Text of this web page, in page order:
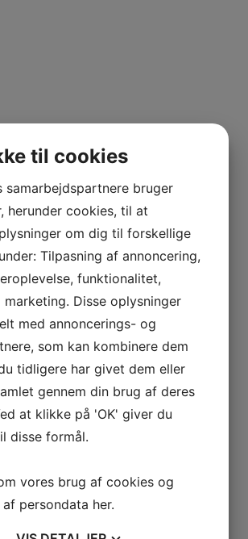
55 cm
Den
aktuelle
er:
75,38 DKK.
cm
Kategorier:Garn - Fritidsfiskere - Mont.
Splidstokke,Fiskeriudstyr
til cookies
samarbejdspartnere bruger
herunder cookies, til at
om dig til forskellige
Tilpasning af annoncering,
funktionalitet,
Disse oplysninger
med annoncerings- og
som kan kombinere dem
tidligere har givet dem eller
gennem din brug af deres
at klikke på 'OK' giver du
disse formål.
vores brug af cookies og
persondata her.